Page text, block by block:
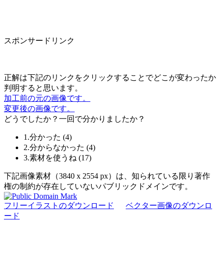
スポンサードリンク
正解は下記のリンクをクリックすることでどこが変わったか
判明すると思います。
加工前の元の画像です。
変更後の画像です。
どうでしたか？一回で分かりましたか？
1.分かった (4)
2.分からなかった (4)
3.素材を使うね (17)
下記画像素材（3840 x 2554 px）は、知られている限り著作
権の制約が存在していないパブリックドメインです。
フリーイラストのダウンロード
ベクター画像のダウンロ
ード